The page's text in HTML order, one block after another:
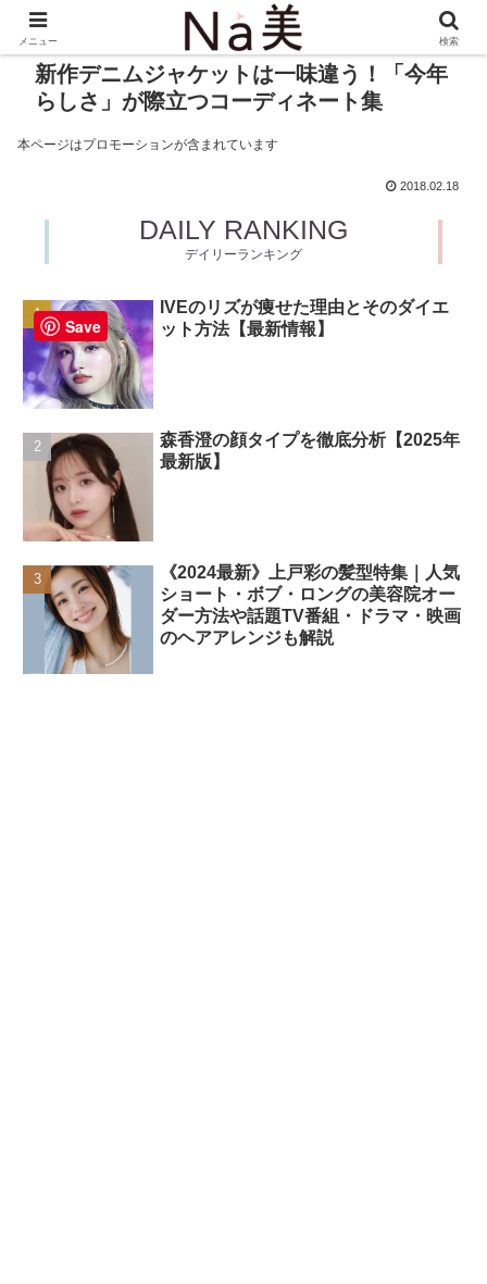
新作デニムジャケットは一味違う！「今年
らしさ」が際立つコーディネート集
本ページはプロモーションが含まれています
2018.02.18
DAILY RANKING
デイリーランキング
IVEのリズが痩せた理由とそのダイエ
ット方法【最新情報】
森香澄の顔タイプを徹底分析【2025年
最新版】
《2024最新》上戸彩の髪型特集｜人気
ショート・ボブ・ロングの美容院オー
ダー方法や話題TV番組・ドラマ・映画
のヘアアレンジも解説
メニュー 検索
Save